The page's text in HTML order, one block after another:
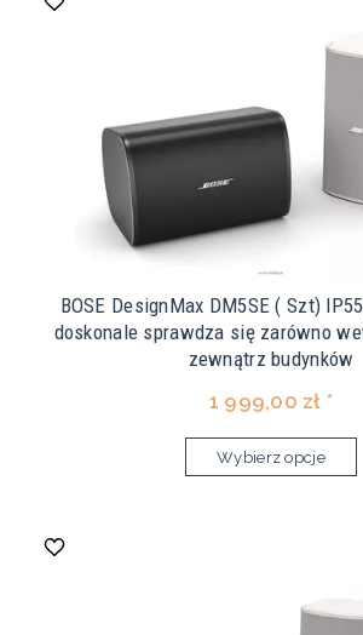
BOSE DesignMax DM5SE ( Szt)
doskonale sprawdza się zarówno
zewnątrz budynków
1 999,00 zł *
Wybierz opcje